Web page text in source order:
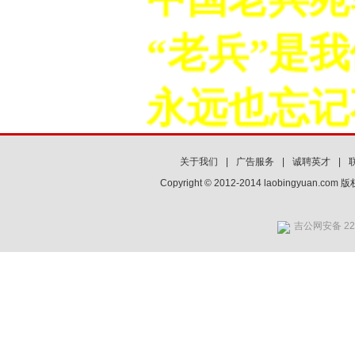
“老兵”是
永远也忘记
关于我们 广告服务 诚聘英才
Copyright © 2012-2014 laobingyuan.com 版
吉公网安备